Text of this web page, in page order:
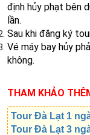
định hủy phạt bên
lần.
Sau khi đăng ký
Vé máy bay hủy
không.​​
THAM KHẢO
Tour Đà Lạt 1
Tour Đà Lạt 3